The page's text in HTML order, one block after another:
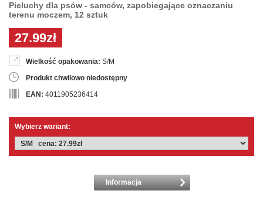
Pieluchy dla psów - samców, zapobiegające oznaczaniu
terenu moczem, 12 sztuk
27.99zł
Wielkość opakowania: S/M
Produkt chwilowo niedostępny
EAN: 4011905236414
Wybierz wariant:
Informacja